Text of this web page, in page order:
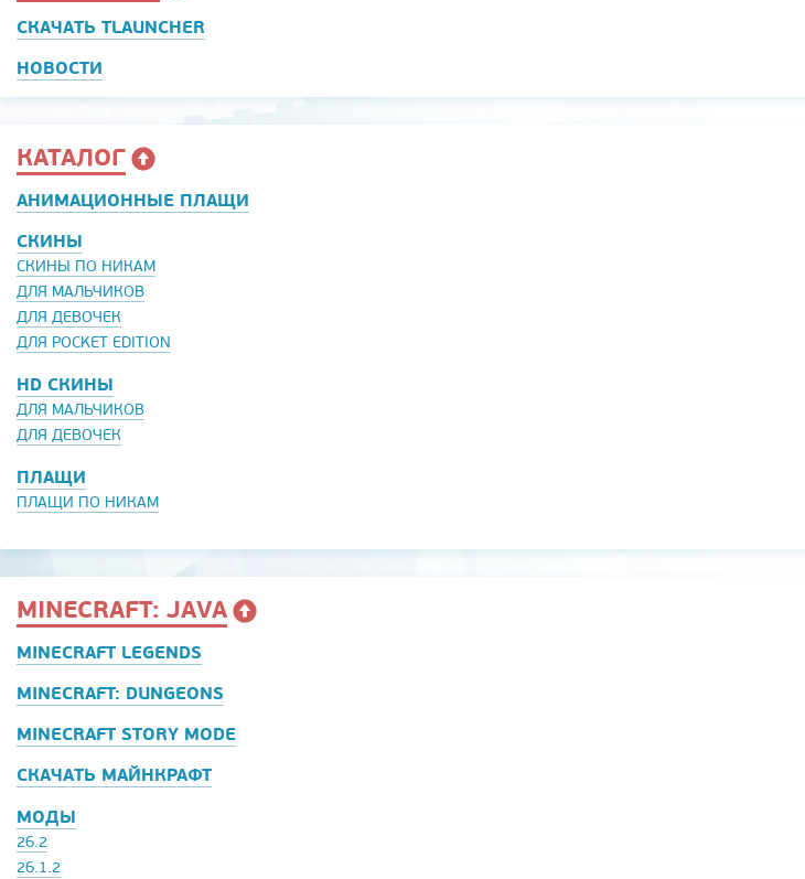
СКАЧАТЬ TLAUNCHER
НОВОСТИ
КАТАЛОГ
АНИМАЦИОННЫЕ ПЛАЩИ
СКИНЫ
СКИНЫ ПО НИКАМ
ДЛЯ МАЛЬЧИКОВ
ДЛЯ ДЕВОЧЕК
ДЛЯ POCKET EDITION
HD СКИНЫ
ДЛЯ МАЛЬЧИКОВ
ДЛЯ ДЕВОЧЕК
ПЛАЩИ
ПЛАЩИ ПО НИКАМ
MINECRAFT: JAVA
MINECRAFT LEGENDS
MINECRAFT: DUNGEONS
MINECRAFT STORY MODE
СКАЧАТЬ МАЙНКРАФТ
МОДЫ
26.2
26.1.2